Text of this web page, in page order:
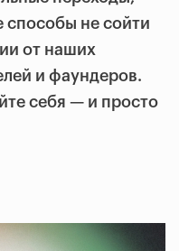
способы не сойти
от наших
и фаундеров.
себя — и просто